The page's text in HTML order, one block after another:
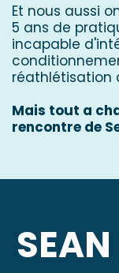
Et nous aussi
5 ans de
incapable
réathlétisation
Mais tout a
rencontre de
SEAN